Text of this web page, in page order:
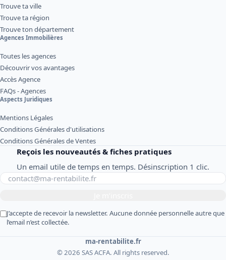
Trouve ta ville
Trouve ta région
Trouve ton département
Agences Immobilières
Toutes les agences
Découvrir vos avantages
Accès Agence
FAQs - Agences
Aspects Juridiques
Mentions Légales
Conditions Générales d'utilisations
Conditions Générales de Ventes
Reçois les nouveautés & fiches pratiques
Un email utile de temps en temps. Désinscription 1 clic.
J’accepte de recevoir la newsletter. Aucune donnée personnelle autre que
l’email n’est collectée.
ma-rentabilite.fr
© 2026 SAS ACFA. All rights reserved.